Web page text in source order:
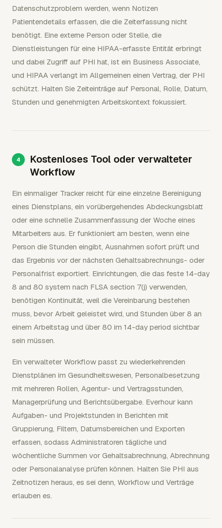
Datenschutzproblem werden, wenn Notizen
Patientendetails erfassen, die die Zeiterfassung nicht
benötigt. Eine externe Person oder Stelle, die
Dienstleistungen für eine HIPAA-erfasste Entität erbringt
und dabei Zugriff auf PHI hat, ist ein Business Associate,
und HIPAA verlangt im Allgemeinen einen Vertrag, der PHI
schützt. Halten Sie Zeiteinträge auf Personal, Rolle, Datum,
Stunden und genehmigten Arbeitskontext fokussiert.
Kostenloses Tool oder verwalteter
Workflow
Ein einmaliger Tracker reicht für eine einzelne Bereinigung
eines Dienstplans, ein vorübergehendes Abdeckungsblatt
oder eine schnelle Zusammenfassung der Woche eines
Mitarbeiters aus. Er funktioniert am besten, wenn eine
Person die Stunden eingibt, Ausnahmen sofort prüft und
das Ergebnis vor der nächsten Gehaltsabrechnungs- oder
Personalfrist exportiert. Einrichtungen, die das feste 14-day
8 and 80 system nach FLSA section 7(j) verwenden,
benötigen Kontinuität, weil die Vereinbarung bestehen
muss, bevor Arbeit geleistet wird, und Stunden über 8 an
einem Arbeitstag und über 80 im 14-day period sichtbar
sein müssen.
Ein verwalteter Workflow passt zu wiederkehrenden
Dienstplänen im Gesundheitswesen, Personalbesetzung
mit mehreren Rollen, Agentur- und Vertragsstunden,
Managerprüfung und Berichtsübergabe. Everhour kann
Aufgaben- und Projektstunden in Berichten mit
Gruppierung, Filtern, Datumsbereichen und Exporten
erfassen, sodass Administratoren tägliche und
wöchentliche Summen vor Gehaltsabrechnung, Abrechnung
oder Personalanalyse prüfen können. Halten Sie PHI aus
Zeitnotizen heraus, es sei denn, Workflow und Verträge
erlauben es.